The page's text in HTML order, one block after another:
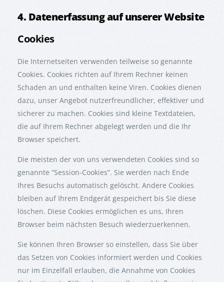
4. Datenerfassung auf unserer Website
Cookies
Die Internetseiten verwenden teilweise so genannte
Cookies. Cookies richten auf Ihrem Rechner keinen
Schaden an und enthalten keine Viren. Cookies dienen
dazu, unser Angebot nutzerfreundlicher, effektiver und
sicherer zu machen. Cookies sind kleine Textdateien,
die auf Ihrem Rechner abgelegt werden und die Ihr
Browser speichert.
Die meisten der von uns verwendeten Cookies sind so
genannte “Session-Cookies”. Sie werden nach Ende
Ihres Besuchs automatisch gelöscht. Andere Cookies
bleiben auf Ihrem Endgerät gespeichert bis Sie diese
löschen. Diese Cookies ermöglichen es uns, Ihren
Browser beim nächsten Besuch wiederzuerkennen.
Sie können Ihren Browser so einstellen, dass Sie über
das Setzen von Cookies informiert werden und Cookies
nur im Einzelfall erlauben, die Annahme von Cookies